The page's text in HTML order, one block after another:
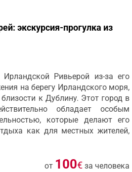
экскурсия-прогулка из
Ривьерой из-за его
на берегу Ирландского моря,
к Дублину. Этот город в
обладает особым
которые делают его
как для местных жителей,
от 100€ за человека